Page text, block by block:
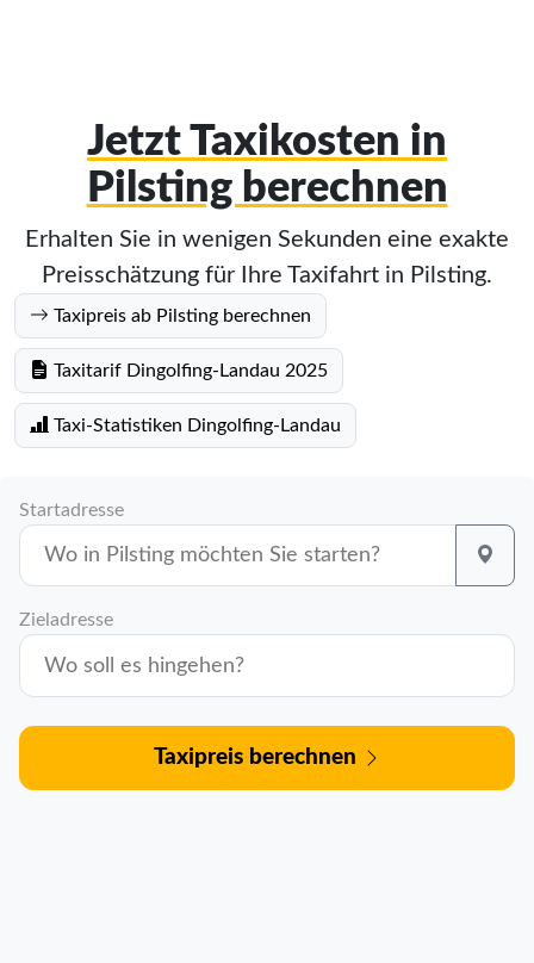
Jetzt Taxikosten in
Pilsting berechnen
Erhalten Sie in wenigen Sekunden eine exakte
Preisschätzung für Ihre Taxifahrt in Pilsting.
Taxipreis ab Pilsting berechnen
Taxitarif Dingolfing-Landau 2025
Taxi-Statistiken Dingolfing-Landau
Startadresse
Zieladresse
Taxipreis berechnen